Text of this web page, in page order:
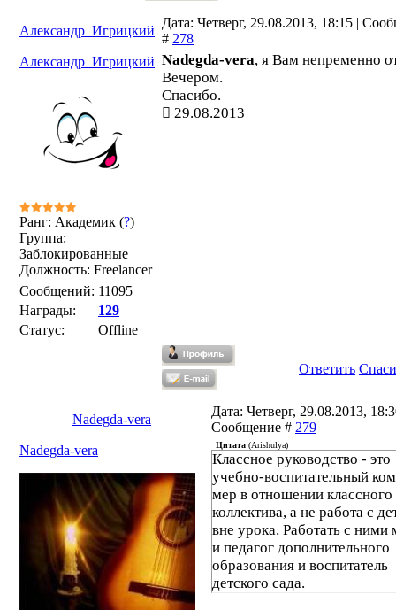
Александр_Игрицкий
Дата: Четверг, 29.08.2013, 18:15 |
# 278
Александр_Игрицкий
Ранг: Академик (?)
Группа:
Заблокированные
Должность: Freelancer
Сообщений: 11095
Награды:
129
Статус:
Offline
Nadegda-vera, я Вам непременно
Вечером.
Спасибо.
29.08.2013
Ответить
Nadegda-vera
Дата: Четверг, 29.08.2013,
Сообщение # 279
Nadegda-vera
Цитата (Arishulya)
Классное руководство - это
учебно-воспитательный
мер в отношении классного
коллектива, а не работа с
вне урока. Работать с ними
и педагог дополнительного
образования и воспитатель
детского сада.